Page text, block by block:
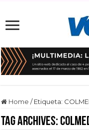
Home / Etiqueta:
Tag Archives: